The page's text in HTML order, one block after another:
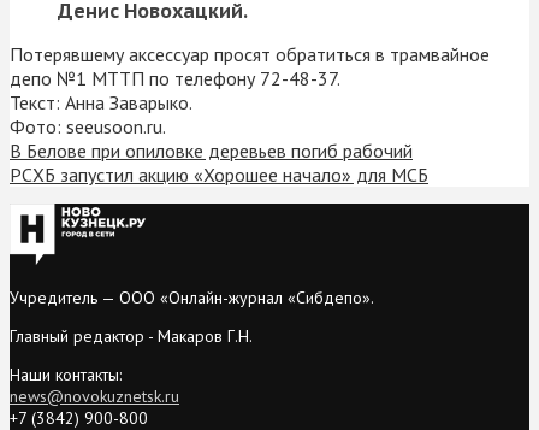
Денис Новохацкий.
Потерявшему аксессуар просят обратиться в трамвайное
депо №1 МТТП по телефону 72-48-37.
Текст: Анна Заварыко.
Фото: seeusoon.ru.
В Белове при опиловке деревьев погиб рабочий
РСХБ запустил акцию «Хорошее начало» для МСБ
Учредитель — ООО «Онлайн-журнал «Сибдепо».
Главный редактор - Макаров Г.Н.
Наши контакты:
news@novokuznetsk.ru
+7 (3842) 900-800